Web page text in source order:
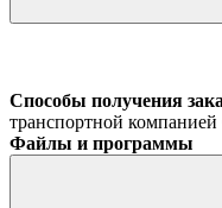
Способы получения
транспортной компанией
Файлы и программы